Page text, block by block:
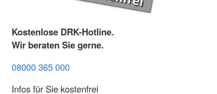
Kostenlose DRK-Hotline.
Wir beraten Sie gerne.
08000 365 000
Infos für Sie kostenfrei